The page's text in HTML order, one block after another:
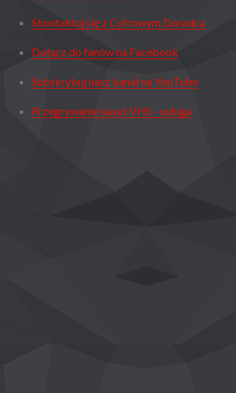
Skontaktuj się z Cyfrowym Doradcą
Dołącz do fanów na Facebook
Subskrybuj nasz kanał na YouTube
Przegrywanie kaset VHS - usługa